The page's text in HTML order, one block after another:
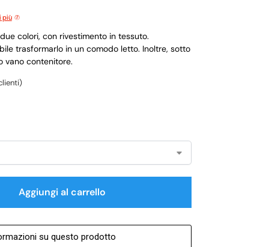
più
colori, con rivestimento in tessuto.
trasformarlo in un comodo letto. Inoltre, sotto
vano contenitore.
Aggiungi al carrello
su questo prodotto